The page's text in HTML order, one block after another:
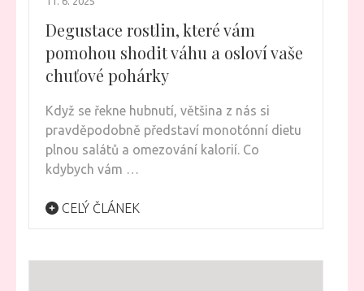
Degustace rostlin, které vám
pomohou shodit váhu a osloví vaše
chuťové pohárky
Když se řekne hubnutí, většina z nás si
pravděpodobně představí monotónní dietu
plnou salátů a omezování kalorií. Co
kdybych vám …
CELÝ ČLÁNEK